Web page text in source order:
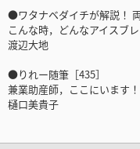
●ワタナベダイチが解説！
こんな時，どんなアイスブ
渡辺大地
●りれー随筆［435］
兼業助産師，ここにいます
樋口美貴子